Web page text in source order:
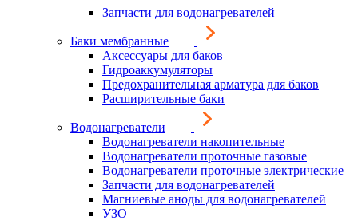
Запчасти для водонагревателей
Баки мембранные
Аксессуары для баков
Гидроаккумуляторы
Предохранительная арматура для баков
Расширительные баки
Водонагреватели
Водонагреватели накопительные
Водонагреватели проточные газовые
Водонагреватели проточные электрические
Запчасти для водонагревателей
Магниевые аноды для водонагревателей
УЗО